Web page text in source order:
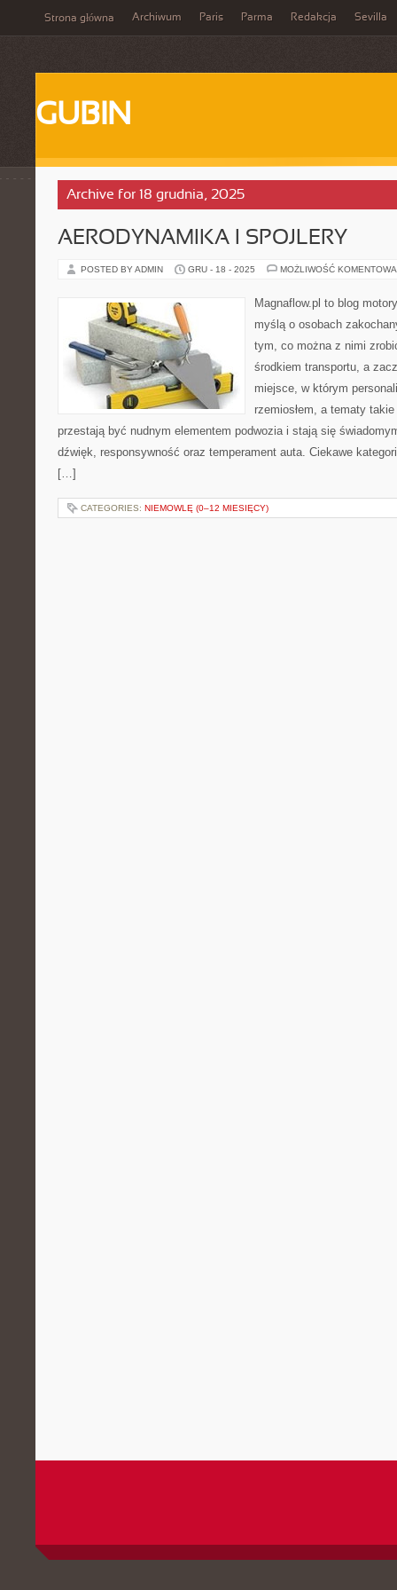
Strona główna Archiwum Paris Parma Redakcja Sevilla
GUBIN
Archive for 18 grudnia, 2025
AERODYNAMIKA I SPOJLERY
POSTED BY ADMIN GRU - 18 - 2025 MOŻLIWOŚĆ
Magnaflow.pl to blog
myślą o osobach
tym, co można z nimi
środkiem transportu, a
miejsce, w którym
rzemiosłem, a tematy
przestają być nudnym elementem podwozia i stają się
dźwięk, responsywność oraz temperament auta. Ciekawe
[…]
CATEGORIES: NIEMOWLĘ (0–12 MIESIĘCY)